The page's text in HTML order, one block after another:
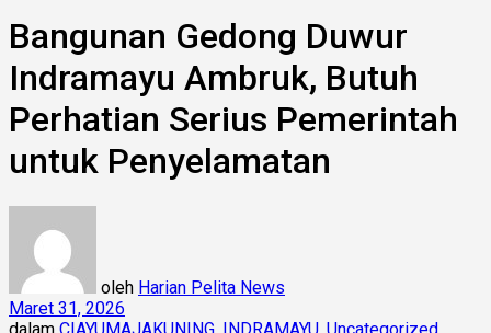
Bangunan Gedong Duwur
Indramayu Ambruk, Butuh
Perhatian Serius Pemerintah
untuk Penyelamatan
oleh Harian Pelita News
Maret 31, 2026